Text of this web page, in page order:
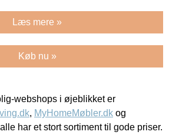
Læs mere »
Køb nu »
webshops i øjeblikket er
, MyHomeMøbler.dk og
har et stort sortiment til gode priser.